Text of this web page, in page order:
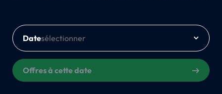
Date
Offres à cette date